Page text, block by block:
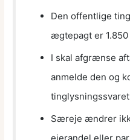
Den offentlige
ægtepagt er 1.850
I skal afgrænse
anmelde den og
Særeje ændrer